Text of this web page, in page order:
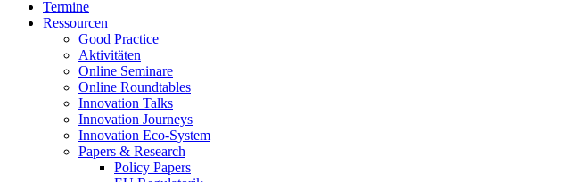
Termine
Ressourcen
Good Practice
Aktivitäten
Online Seminare
Online Roundtables
Innovation Talks
Innovation Journeys
Innovation Eco-System
Papers & Research
Policy Papers